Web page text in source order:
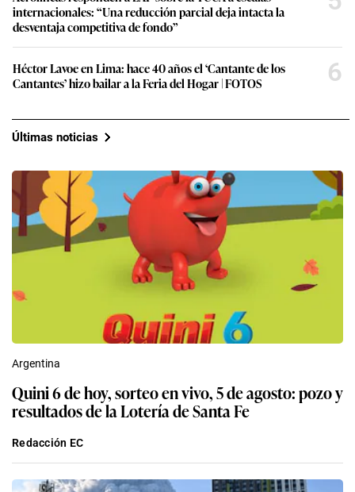
internacionales: “Una reducción parcial deja intacta la
desventaja competitiva de fondo”
Héctor Lavoe en Lima: hace 40 años el ‘Cantante de los
Cantantes’ hizo bailar a la Feria del Hogar | FOTOS
6
Últimas noticias
Argentina
Quini 6 de hoy, sorteo en vivo, 5 de agosto: pozo y
resultados de la Lotería de Santa Fe
Redacción EC